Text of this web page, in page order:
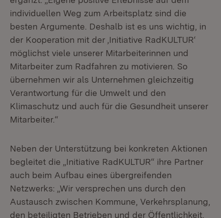
individuellen Weg zum Arbeitsplatz sind die
besten Argumente. Deshalb ist es uns wichtig, in
der Kooperation mit der ‚Initiative RadKULTUR‘
möglichst viele unserer Mitarbeiterinnen und
Mitarbeiter zum Radfahren zu motivieren. So
übernehmen wir als Unternehmen gleichzeitig
Verantwortung für die Umwelt und den
Klimaschutz und auch für die Gesundheit unserer
Mitarbeiter.“
Neben der Unterstützung bei konkreten Aktionen
begleitet die „Initiative RadKULTUR“ ihre Partner
auch beim Aufbau eines übergreifenden
Netzwerks: „Wir versprechen uns durch den
Austausch zwischen Kommune, Verkehrsplanung,
den beteiligten Betrieben und der Öffentlichkeit,